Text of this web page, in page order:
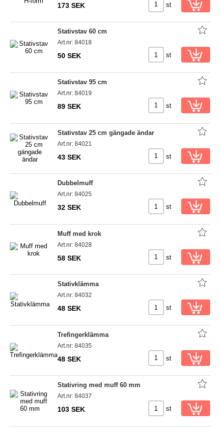
173 SEK st
Stativstav 60 cm
Art.nr: 84018
50 SEK st
Stativstav 95 cm
Art.nr: 84019
89 SEK st
Stativstav 25 cm gängade ändar
Art.nr: 84021
43 SEK st
Dubbelmuff
Art.nr: 84025
32 SEK st
Muff med krok
Art.nr: 84028
58 SEK st
Stativklämma
Art.nr: 84032
48 SEK st
Trefingerklämma
Art.nr: 84035
48 SEK st
Stativring med muff 60 mm
Art.nr: 84037
103 SEK st